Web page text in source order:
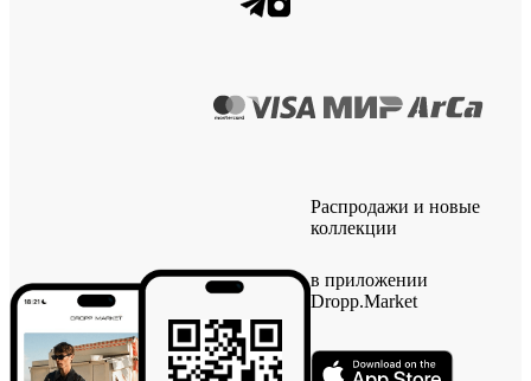
Распродажи и новые
коллекции
в приложении
Dropp.Market